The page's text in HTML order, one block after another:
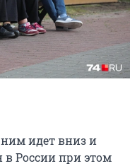
ним идет вниз и
в России при этом